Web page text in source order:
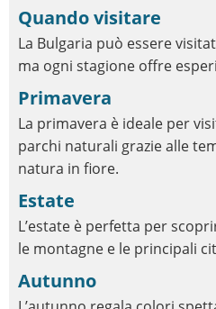
Quando visitare
La Bulgaria può essere
ma ogni stagione offre
Primavera
La primavera è ideale per
parchi naturali grazie alle
natura in fiore.
Estate
L’estate è perfetta per
le montagne e le principali
Autunno